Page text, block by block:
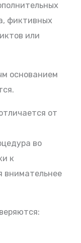
фиктивных
или
основанием
от
во
к
внимательнее